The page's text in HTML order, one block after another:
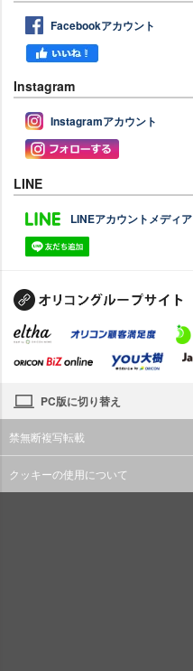
Facebookアカウント
Instagram
Instagramアカウント
LINE
LINEアカウントメディア
PC版に切り替え
禁無断複写転載
クッキーの使用について